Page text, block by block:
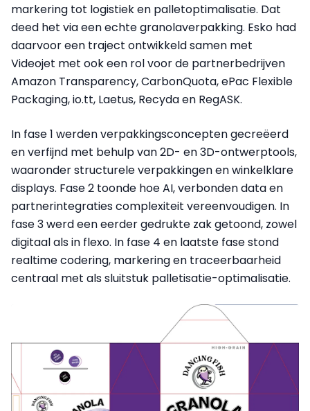
markering tot logistiek en palletoptimalisatie. Dat
deed het via een echte granolaverpakking. Esko had
daarvoor een traject ontwikkeld samen met
Videojet met ook een rol voor de partnerbedrijven
Amazon Transparency, CarbonQuota, ePac Flexible
Packaging, io.tt, Laetus, Recyda en RegASK.
In fase 1 werden verpakkingsconcepten gecreëerd
en verfijnd met behulp van 2D- en 3D-ontwerptools,
waaronder structurele verpakkingen en winkelklare
displays. Fase 2 toonde hoe AI, verbonden data en
partnerintegraties complexiteit vereenvoudigen. In
fase 3 werd een eerder gedrukte zak getoond, zowel
digitaal als in flexo. In fase 4 en laatste fase stond
realtime codering, markering en traceerbaarheid
centraal met als sluitstuk palletisatie-optimalisatie.